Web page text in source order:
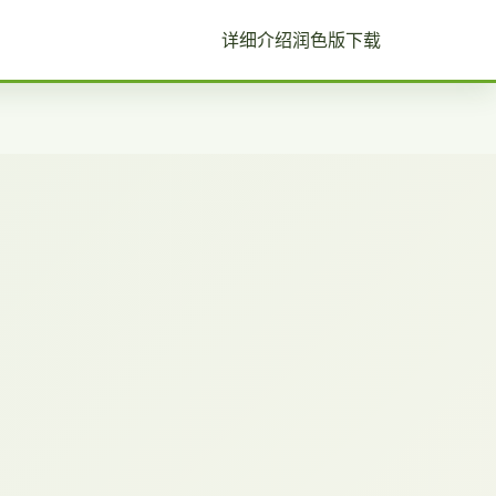
详细介绍润色版下载